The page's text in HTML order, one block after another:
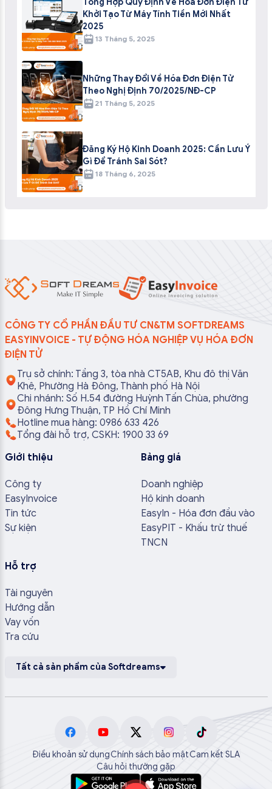
Tổng Hợp Quy Định Về Hóa Đơn Điện Tử
Khởi Tạo Từ Máy Tính Tiền Mới Nhất
2025
13 Tháng 5, 2025
Những Thay Đổi Về Hóa Đơn Điện Tử
Theo Nghị Định 70/2025/NĐ-CP
21 Tháng 5, 2025
Đăng Ký Hộ Kinh Doanh 2025: Cần Lưu Ý
Gì Để Tránh Sai Sót?
18 Tháng 6, 2025
CÔNG TY CỔ PHẦN ĐẦU TƯ CN&TM SOFTDREAMS
EASYINVOICE - TỰ ĐỘNG HÓA NGHIỆP VỤ HÓA ĐƠN
ĐIỆN TỬ
Trụ sở chính: Tầng 3, tòa nhà CT5AB, Khu đô thị Văn
Khê, Phường Hà Đông, Thành phố Hà Nội
Chi nhánh: Số H.54 đường Huỳnh Tấn Chùa, phường
Đông Hưng Thuận, TP Hồ Chí Minh
Hotline mua hàng: 0986 633 426
Tổng đài hỗ trợ, CSKH: 1900 33 69
Giới thiệu
Công ty
EasyInvoice
Tin tức
Sự kiện
Bảng giá
Doanh nghiệp
Hộ kinh doanh
EasyIn - Hóa đơn đầu vào
EasyPIT - Khấu trừ thuế
TNCN
Hỗ trợ
Tài nguyên
Hướng dẫn
Vay vốn
Tra cứu
Tất cả sản phẩm của Softdreams
Điều khoản sử dụngChính sách bảo mậtCam kết SLA
Câu hỏi thường gặp